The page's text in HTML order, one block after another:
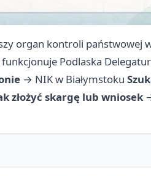
organ kontroli państwowej
Podlaska
→ NIK w Białymstoku
złożyć skargę lub wniosek